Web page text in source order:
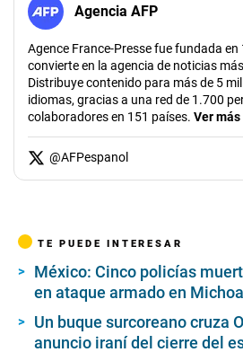
Agencia AFP
Agence France-Presse fue fundada en
convierte en la agencia de noticias
Distribuye contenido para más de 5
idiomas, gracias a una red de 1.700
colaboradores en 151 países. Ver más
@AFPespanol
TE PUEDE INTERESAR
México: Cinco policías
en ataque armado en
Un buque surcoreano cruza
anuncio iraní del cierre del